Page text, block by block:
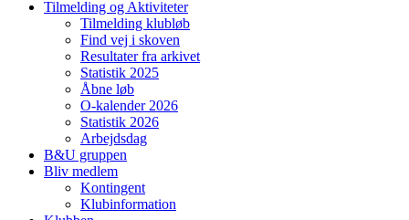
Tilmelding og Aktiviteter
Tilmelding klubløb
Find vej i skoven
Resultater fra arkivet
Statistik 2025
Åbne løb
O-kalender 2026
Statistik 2026
Arbejdsdag
B&U gruppen
Bliv medlem
Kontingent
Klubinformation